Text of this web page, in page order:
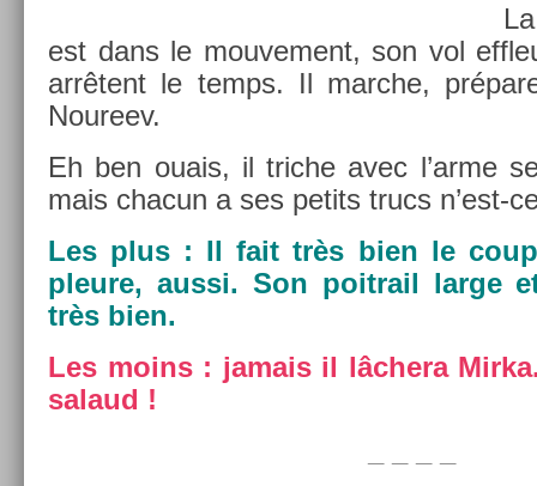
est dans le mouve­ment, son vol
arrêtent le temps. Il marche,
Noureev.
Eh ben ouais, il tri­che avec l’arme
mais chacun a ses petits trucs n’est-
Les plus : Il fait très bien le
pleure, aussi. Son poit­rail large
très bien.
Les moins : jamais il lâchera
salaud !